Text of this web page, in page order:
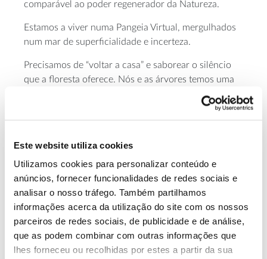
Este website utiliza cookies
Utilizamos cookies para personalizar conteúdo e
anúncios, fornecer funcionalidades de redes sociais e
analisar o nosso tráfego. Também partilhamos
informações acerca da utilização do site com os nossos
parceiros de redes sociais, de publicidade e de análise,
que as podem combinar com outras informações que
lhes forneceu ou recolhidas por estes a partir da sua
comparável ao poder regenerador da Natureza.
Estamos a viver numa Pangeia Virtual, mergulhados
num mar de superficialidade e incerteza.
Precisamos de “voltar a casa” e saborear o silêncio
que a floresta oferece. Nós e as árvores temos uma
gente das artes, para nos alinharmos com os ciclos
da natureza e rechearmos de sentido o nosso
coração desavindo.
Podemos ganhar muito com a celebração da
Consciência, essa dimensão holística que gera
comportamentos com o foco no essencial.
SOMOS UM TODO.